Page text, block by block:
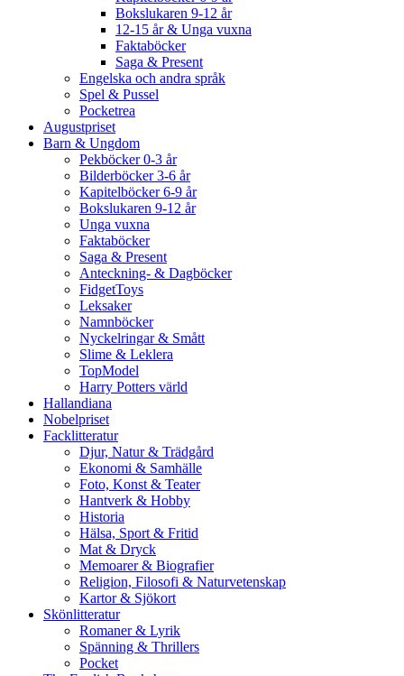
Bokslukaren 9-12 år
12-15 år & Unga vuxna
Faktaböcker
Saga & Present
Engelska och andra språk
Spel & Pussel
Pocketrea
Augustpriset
Barn & Ungdom
Pekböcker 0-3 år
Bilderböcker 3-6 år
Kapitelböcker 6-9 år
Bokslukaren 9-12 år
Unga vuxna
Faktaböcker
Saga & Present
Anteckning- & Dagböcker
FidgetToys
Leksaker
Namnböcker
Nyckelringar & Smått
Slime & Leklera
TopModel
Harry Potters värld
Hallandiana
Nobelpriset
Facklitteratur
Djur, Natur & Trädgård
Ekonomi & Samhälle
Foto, Konst & Teater
Hantverk & Hobby
Historia
Hälsa, Sport & Fritid
Mat & Dryck
Memoarer & Biografier
Religion, Filosofi & Naturvetenskap
Kartor & Sjökort
Skönlitteratur
Romaner & Lyrik
Spänning & Thrillers
Pocket